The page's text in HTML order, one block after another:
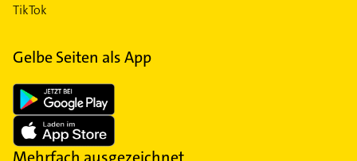
TikTok
Gelbe Seiten als App
Mehrfach ausgezeichnet